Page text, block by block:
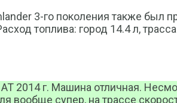
3-го поколения также был
топлива: город 14.4 л,
2014 г. Машина отличная.
вообще супер, на трассе